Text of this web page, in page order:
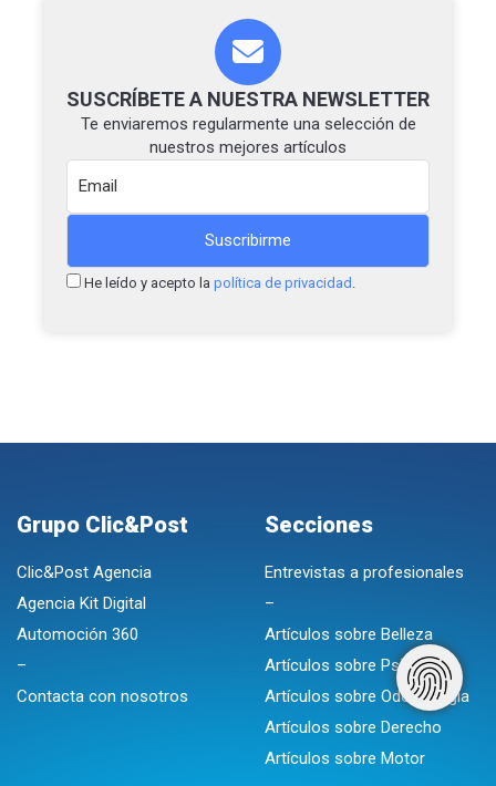
SUSCRÍBETE A NUESTRA NEWSLETTER
Te enviaremos regularmente una selección de
nuestros mejores artículos
He leído y acepto la política de privacidad
Grupo Clic&Post
Clic&Post Agencia
Agencia Kit Digital
Automoción 360
–
Contacta con nosotros
Secciones
Entrevistas a profesionales
–
Artículos sobre Belleza
Artículos sobre Psicologia
Artículos sobre Odontologia
Artículos sobre Derecho
Artículos sobre Motor